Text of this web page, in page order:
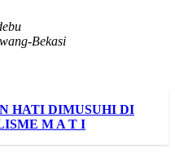
Bekasi
HATI DIMUSUHI DI
M A T I